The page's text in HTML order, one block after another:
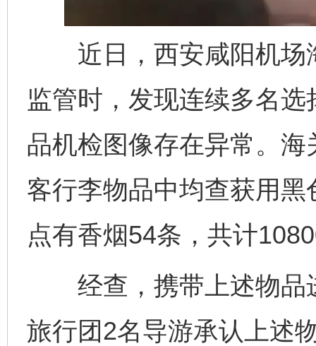
近日，西安咸阳机场
监管时，发现连续多名选
品机检图像存在异常。
客行李物品中均查获用
点有香烟54条，共计
经查，携带上述物品
旅行团2名导游承认上述